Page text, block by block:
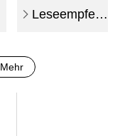
Leseempfehlung
Mehr